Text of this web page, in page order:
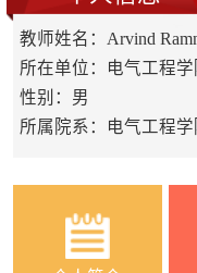
教师姓名：Arvind
所在单位：电气工程学
性别：男
所属院系：电气工程学